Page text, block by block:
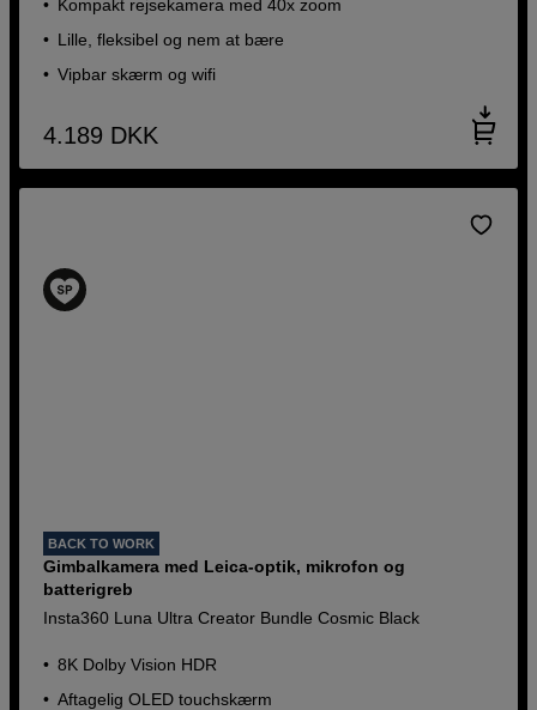
Kompakt rejsekamera med 40x zoom
Lille, fleksibel og nem at bære
Vipbar skærm og wifi
4.189 DKK
BACK TO WORK
Gimbalkamera med Leica-optik, mikrofon og
batterigreb
Insta360 Luna Ultra Creator Bundle Cosmic Black
8K Dolby Vision HDR
Aftagelig OLED touchskærm